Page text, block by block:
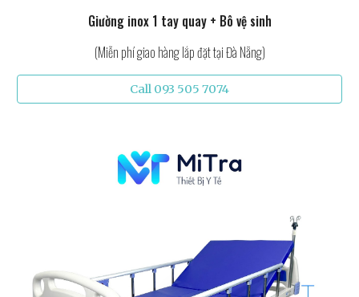
Giường inox 1 tay quay + Bô vệ sinh
(Miễn phí giao hàng lắp đặt tại Đà Nẵng)
Call 093 505 7074